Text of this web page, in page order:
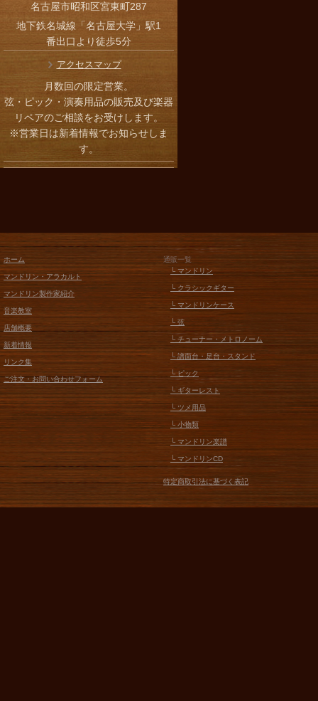
名古屋市昭和区宮東町287
地下鉄名城線「名古屋大学」駅1
番出口より徒歩5分
アクセスマップ
月数回の限定営業。
弦・ピック・演奏用品の販売及び楽器
リペアのご相談をお受けします。
※営業日は新着情報でお知らせしま
す。
ホーム
マンドリン・アラカルト
マンドリン製作家紹介
音楽教室
店舗概要
新着情報
リンク集
ご注文・お問い合わせフォーム
通販一覧
└ マンドリン
└ クラシックギター
└ マンドリンケース
└ 弦
└ チューナー・メトロノーム
└ 譜面台・足台・スタンド
└ ピック
└ ギターレスト
└ ツメ用品
└ 小物類
└ マンドリン楽譜
└ マンドリンCD
特定商取引法に基づく表記